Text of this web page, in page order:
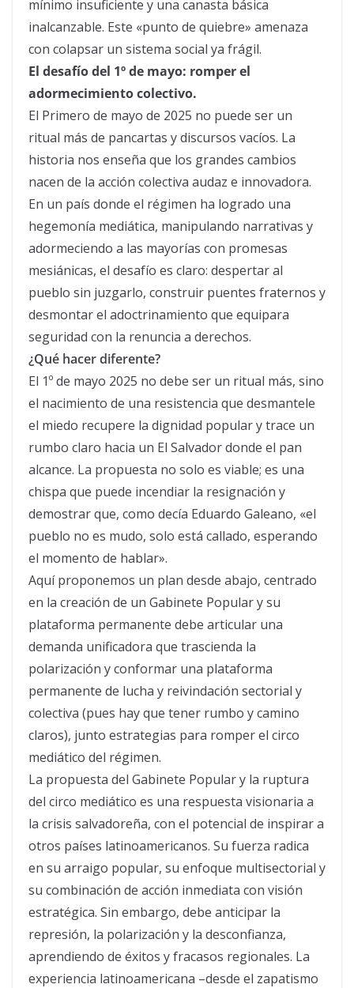
mínimo insuficiente y una canasta básica
inalcanzable. Este «punto de quiebre» amenaza
con colapsar un sistema social ya frágil.
El desafío del 1º de mayo: romper el
adormecimiento colectivo.
El Primero de mayo de 2025 no puede ser un
ritual más de pancartas y discursos vacíos. La
historia nos enseña que los grandes cambios
nacen de la acción colectiva audaz e innovadora.
En un país donde el régimen ha logrado una
hegemonía mediática, manipulando narrativas y
adormeciendo a las mayorías con promesas
mesiánicas, el desafío es claro: despertar al
pueblo sin juzgarlo, construir puentes fraternos y
desmontar el adoctrinamiento que equipara
seguridad con la renuncia a derechos.
¿Qué hacer diferente?
El 1º de mayo 2025 no debe ser un ritual más, sino
el nacimiento de una resistencia que desmantele
el miedo recupere la dignidad popular y trace un
rumbo claro hacia un El Salvador donde el pan
alcance. La propuesta no solo es viable; es una
chispa que puede incendiar la resignación y
demostrar que, como decía Eduardo Galeano, «el
pueblo no es mudo, solo está callado, esperando
el momento de hablar».
Aquí proponemos un plan desde abajo, centrado
en la creación de un Gabinete Popular y su
plataforma permanente debe articular una
demanda unificadora que trascienda la
polarización y conformar una plataforma
permanente de lucha y reivindación sectorial y
colectiva (pues hay que tener rumbo y camino
claros), junto estrategias para romper el circo
mediático del régimen.
La propuesta del Gabinete Popular y la ruptura
del circo mediático es una respuesta visionaria a
la crisis salvadoreña, con el potencial de inspirar a
otros países latinoamericanos. Su fuerza radica
en su arraigo popular, su enfoque multisectorial y
su combinación de acción inmediata con visión
estratégica. Sin embargo, debe anticipar la
represión, la polarización y la desconfianza,
aprendiendo de éxitos y fracasos regionales. La
experiencia latinoamericana –desde el zapatismo